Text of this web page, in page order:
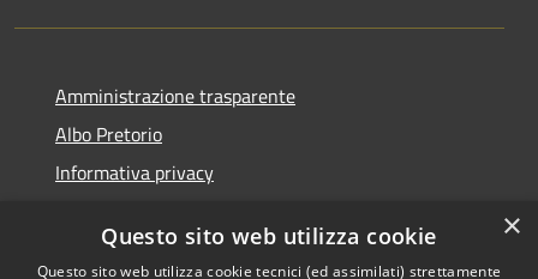
Amministrazione trasparente
Albo Pretorio
Informativa privacy
Dichiarazione di accessibilità
×
Questo sito web utilizza cookie
Questo sito web utilizza cookie tecnici (ed assimilati) strettamente